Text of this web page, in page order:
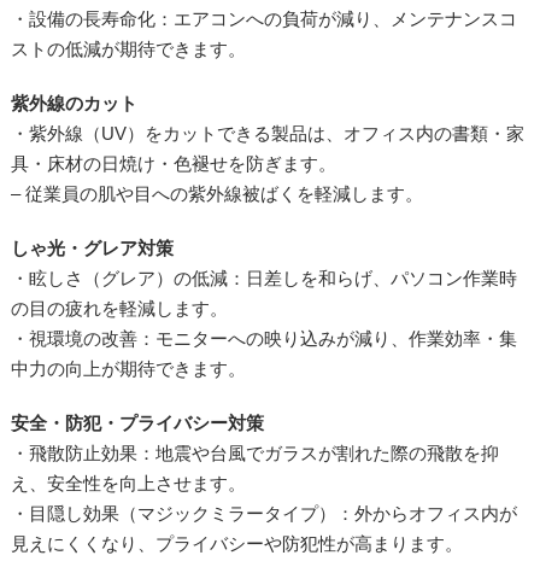
・設備の長寿命化：エアコンへの負荷が減り、メンテナンスコ
ストの低減が期待できます。
紫外線のカット
・紫外線（UV）をカットできる製品は、オフィス内の書類・家
具・床材の日焼け・色褪せを防ぎます。
– 従業員の肌や目への紫外線被ばくを軽減します。
しゃ光・グレア対策
・眩しさ（グレア）の低減：日差しを和らげ、パソコン作業時
の目の疲れを軽減します。
・視環境の改善：モニターへの映り込みが減り、作業効率・集
中力の向上が期待できます。
安全・防犯・プライバシー対策
・飛散防止効果：地震や台風でガラスが割れた際の飛散を抑
え、安全性を向上させます。
・目隠し効果（マジックミラータイプ）：外からオフィス内が
見えにくくなり、プライバシーや防犯性が高まります。